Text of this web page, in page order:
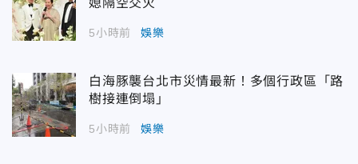
5小時前 娛樂
白海豚襲台北市災情最新！多個行政區「路
樹接連倒塌」
5小時前 娛樂